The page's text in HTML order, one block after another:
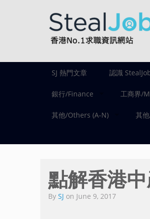
SJ 熱門文章 認識
銀行/Finance 工商界/
其他/Others (A-N) 其
點解香港
By SJ on June 9, 2017